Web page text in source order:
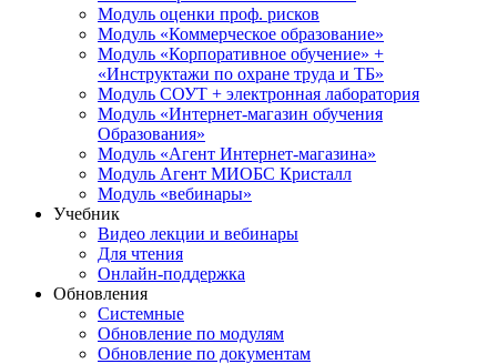
Модуль оценки проф. рисков
Модуль «Коммерческое образование»
Модуль «Корпоративное обучение» +
«Инструктажи по охране труда и ТБ»
Модуль СОУТ + электронная лаборатория
Модуль «Интернет-магазин обучения
Образования»
Модуль «Агент Интернет-магазина»
Модуль Агент МИОБС Кристалл
Модуль «вебинары»
Учебник
Видео лекции и вебинары
Для чтения
Онлайн-поддержка
Обновления
Системные
Обновление по модулям
Обновление по документам